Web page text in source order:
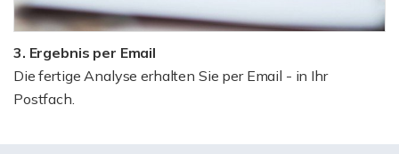
3. Ergebnis per Email
Die fertige Analyse erhalten Sie per Email - in Ihr
Postfach.